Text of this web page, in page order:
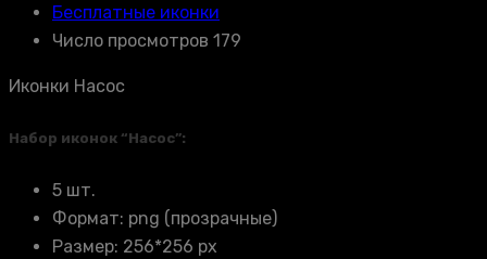
Бесплатные иконки
Число просмотров 179
Иконки Насос
Набор иконок “Насос”:
5 шт.
Формат: png (прозрачные)
Размер: 256*256 px